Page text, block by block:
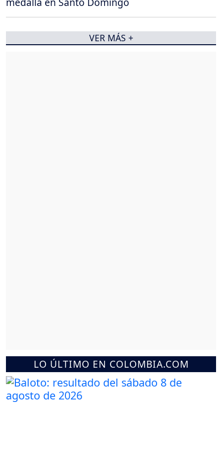
LO ÚLTIMO EN COLOMBIA.COM
VER MÁS +